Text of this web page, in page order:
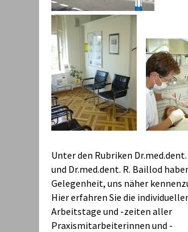
Unter den Rubriken Dr.med.dent.
und Dr.med.dent. R. Baillod
Gelegenheit, uns näher
Hier erfahren Sie die
Arbeitstage und -zeiten aller
Praxismitarbeiterinnen und -